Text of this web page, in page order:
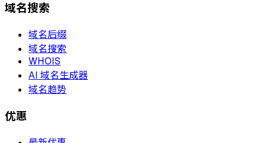
域名搜索
域名后缀
域名搜索
WHOIS
AI 域名生成器
域名趋势
优惠